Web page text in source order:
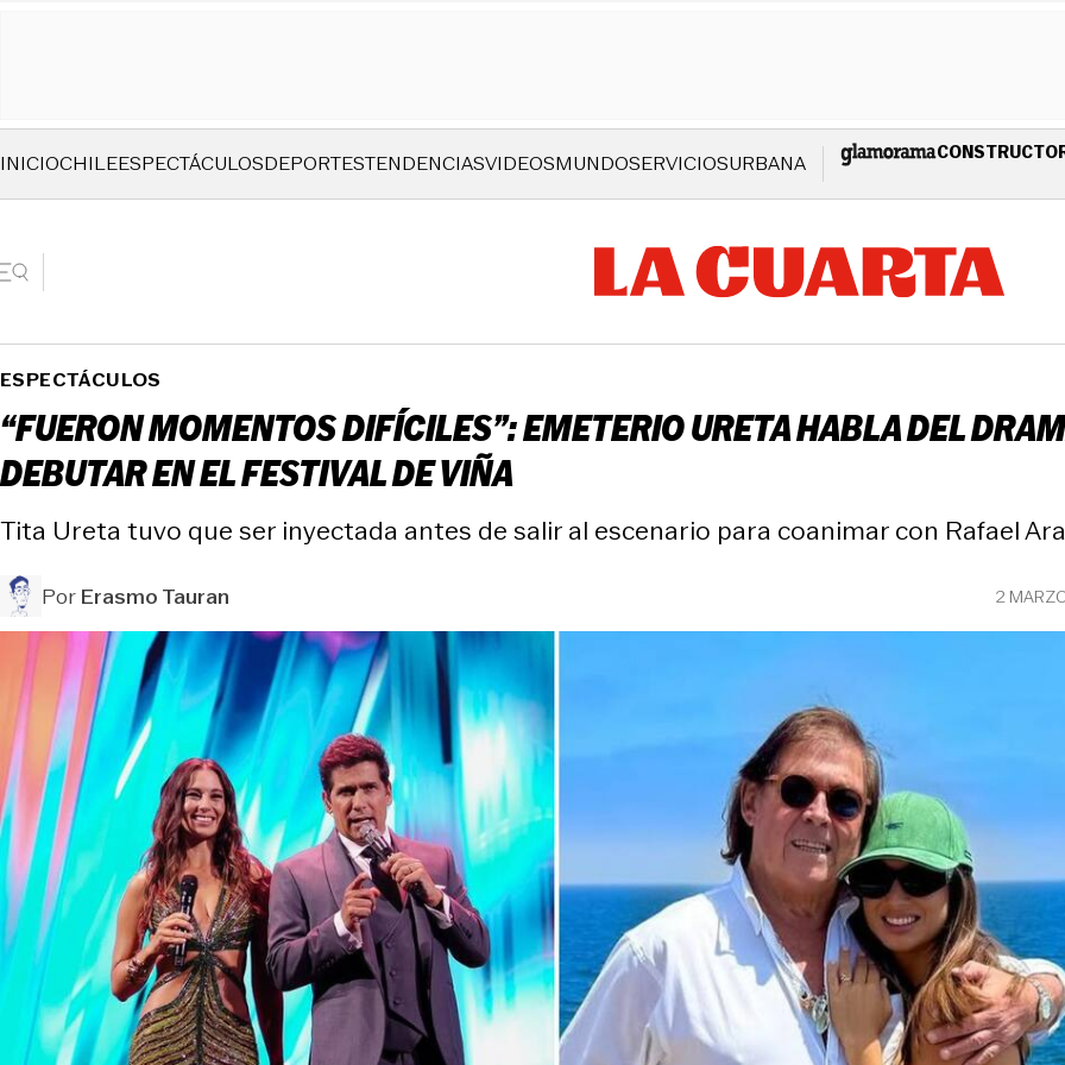
INICIOCHILEESPECTÁCULOSDEPORTESTENDENCIASVIDEOSMUNDOSERVICIOSURBANA
ESPECTÁCULOS
“FUERON MOMENTOS DIFÍCILES”: EMETERIO URETA HABLA DEL
DEBUTAR EN EL FESTIVAL DE VIÑA
Tita Ureta tuvo que ser inyectada antes de salir al escenario para coanimar con Rafael
PorErasmo Tauran 2